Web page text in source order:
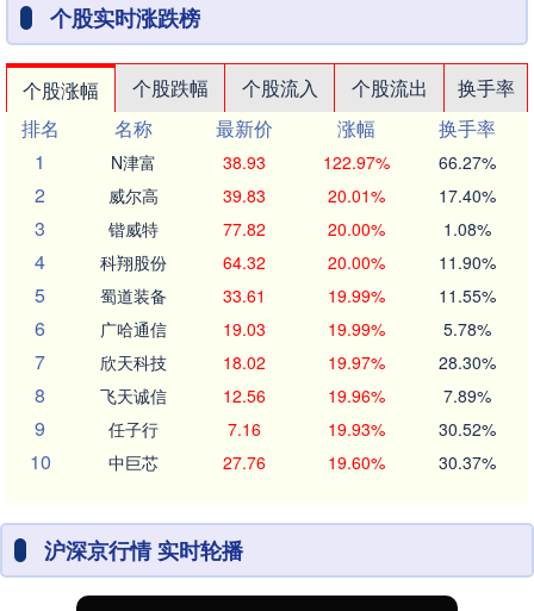
个股实时涨跌榜
个股涨幅 个股跌幅 个股流入 个股流出
换手率
排名
名称 最新价 涨幅
换手率
1
N津富 38.93 122.97% 66.27%
2 威尔高 39.83 20.01% 17.40%
3 锴威特 77.82 20.00% 1.08%
4 科翔股份 64.32 20.00% 11.90%
5 蜀道装备 33.61 19.99% 11.55%
6 广哈通信 19.03 19.99% 5.78%
7 欣天科技 18.02 19.97% 28.30%
8 飞天诚信 12.56 19.96% 7.89%
9 任子行 7.16 19.93% 30.52%
10 中巨芯 27.76 19.60% 30.37%
沪深京行情 实时轮播